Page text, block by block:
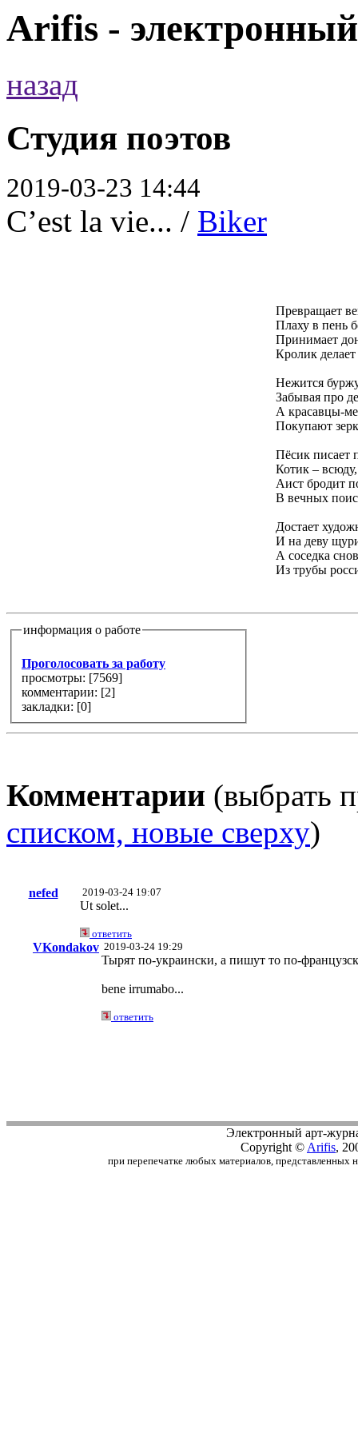
Arifis -
назад
Студия поэтов
2019-03-23 14:44
C’est la vie... / Biker
Превращает
Плаху в пень
Принимает
Кролик делает
Нежится
Забывая про
А красавцы-
Покупают
Пёсик писает
Котик – всюду,
Аист бродит
В вечных
Достает
И на деву
А соседка
Из трубы
информация о работе
Проголосовать за работу
просмотры: [7569]
комментарии: [2]
закладки: [0]
Комментарии (выбрать
списком, новые сверху)
nefed 2019-03-24 19:07
Ut solet...
ответить
VKondakov 2019-03-24 19:29
Тырят по-украински, а пишут то по-
bene irrumabo...
ответить
Электронный арт-
Copyright © Arifis,
при перепечатке любых материалов, представленных